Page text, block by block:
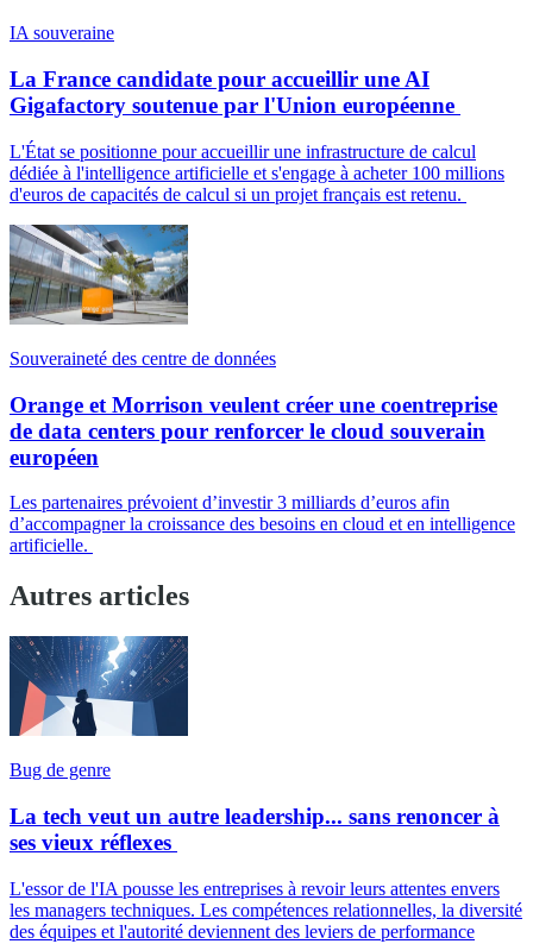
IA souveraine
La France candidate pour accueillir une AI
Gigafactory soutenue par l'Union européenne
L'État se positionne pour accueillir une infrastructure de calcul
dédiée à l'intelligence artificielle et s'engage à acheter 100 millions
d'euros de capacités de calcul si un projet français est retenu.
Souveraineté des centre de données
Orange et Morrison veulent créer une coentreprise
de data centers pour renforcer le cloud souverain
européen
Les partenaires prévoient d’investir 3 milliards d’euros afin
d’accompagner la croissance des besoins en cloud et en intelligence
artificielle.
Autres articles
Bug de genre
La tech veut un autre leadership... sans renoncer à
ses vieux réflexes
L'essor de l'IA pousse les entreprises à revoir leurs attentes envers
les managers techniques. Les compétences relationnelles, la diversité
des équipes et l'autorité deviennent des leviers de performance